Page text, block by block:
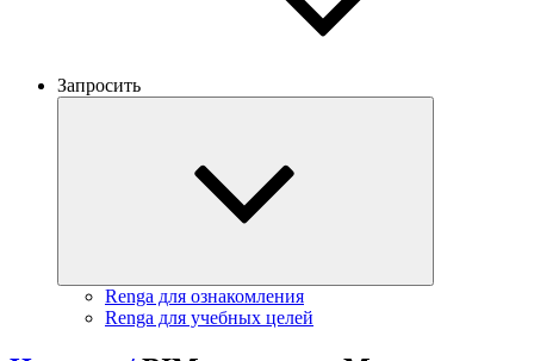
Запросить
Renga для ознакомления
Renga для учебных целей